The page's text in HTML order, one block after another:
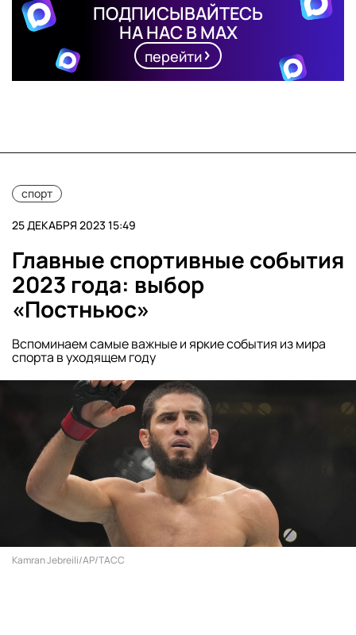
ПОДПИСЫВАЙТЕСЬ
НА НАС В MAX
перейти
спорт
25 ДЕКАБРЯ 2023 15:49
Главные спортивные события
2023 года: выбор
«Постньюс»
Вспоминаем самые важные и яркие события из мира
спорта в уходящем году
Kamran Jebreili/AP/ТАСС